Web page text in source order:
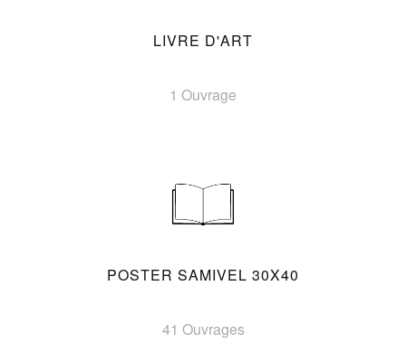
LIVRE D'ART
1 Ouvrage
POSTER SAMIVEL 30X40
41 Ouvrages